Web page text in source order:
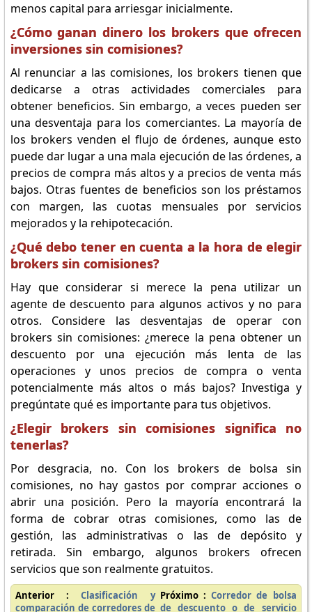
menos capital para arriesgar inicialmente.
¿Cómo ganan dinero los brokers que ofrecen
inversiones sin comisiones?
Al renunciar a las comisiones, los brokers tienen que
dedicarse a otras actividades comerciales para
obtener beneficios. Sin embargo, a veces pueden ser
una desventaja para los comerciantes. La mayoría de
los brokers venden el flujo de órdenes, aunque esto
puede dar lugar a una mala ejecución de las órdenes, a
precios de compra más altos y a precios de venta más
bajos. Otras fuentes de beneficios son los préstamos
con margen, las cuotas mensuales por servicios
mejorados y la rehipotecación.
¿Qué debo tener en cuenta a la hora de elegir
brokers sin comisiones?
Hay que considerar si merece la pena utilizar un
agente de descuento para algunos activos y no para
otros. Considere las desventajas de operar con
brokers sin comisiones: ¿merece la pena obtener un
descuento por una ejecución más lenta de las
operaciones y unos precios de compra o venta
potencialmente más altos o más bajos? Investiga y
pregúntate qué es importante para tus objetivos.
¿Elegir brokers sin comisiones significa no
tenerlas?
Por desgracia, no. Con los brokers de bolsa sin
comisiones, no hay gastos por comprar acciones o
abrir una posición. Pero la mayoría encontrará la
forma de cobrar otras comisiones, como las de
gestión, las administrativas o las de depósito y
retirada. Sin embargo, algunos brokers ofrecen
servicios que son realmente gratuitos.
Anterior :
Clasificación y
comparación de corredores de
Próximo :Corredor de bolsa
de descuento o de servicio